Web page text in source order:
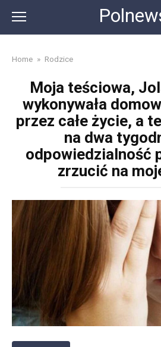
content
Home » Rodzice
Moja teściowa,
wykonywała
przez całe życie, a
na dwa
odpowiedzialność
zrzucić na